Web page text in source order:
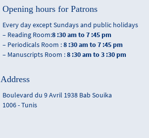
Opening hours for Patrons
Every day except Sundays and public holidays
– Reading Room:8 :30 am to 7 :45 pm
– Periodicals Room :8 :30 am to 7 :45 pm
– Manuscripts Room :8 :30 am to 3 :30 pm
Address
Boulevard du 9 Avril 1938 Bab Souika
1006 - Tunis